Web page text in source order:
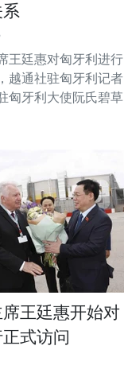
王廷惠对匈牙利进行
越通社驻匈牙利记者
匈牙利大使阮氏碧草
王廷惠开始对
式访问